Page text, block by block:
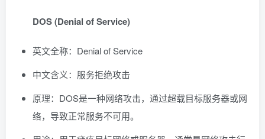
DOS (Denial of Service)
英文全称：Denial of Service
中文含义：服务拒绝攻击
原理：DOS是一种网络攻击，通过超载目标服务器或网
络，导致正常服务不可用。